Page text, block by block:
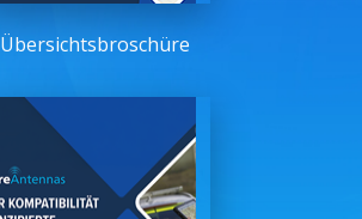
Übersichtsbroschüre